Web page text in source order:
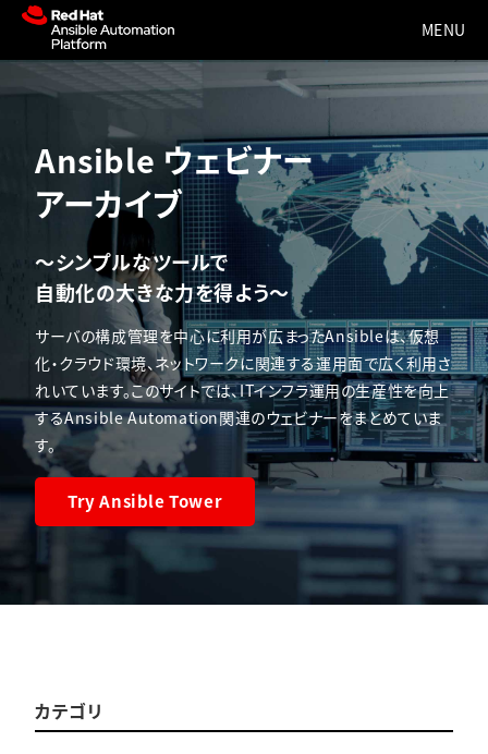
Ansible ウェビナー
アーカイブ
〜シンプルなツールで
自動化の大きな力を得よう〜
サーバの構成管理を中心に利用が広まったAnsibleは、仮想
化・クラウド環境、ネットワークに関連する運用面で広く利用さ
れいています。このサイトでは、ITインフラ運用の生産性を向上
するAnsible Automation関連のウェビナーをまとめていま
す。
Try Ansible Tower
カテゴリ